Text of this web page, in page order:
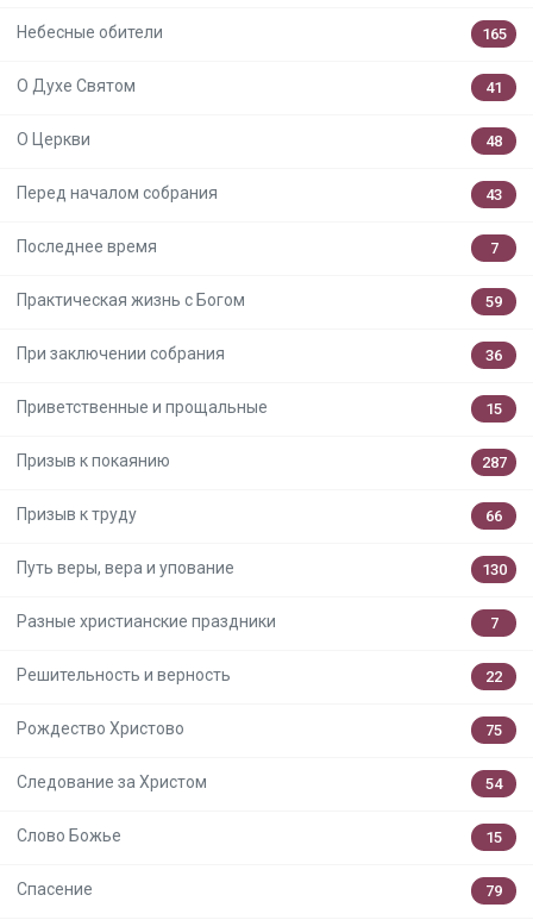
Небесные обители 165
О Духе Святом 41
О Церкви 48
Перед началом собрания 43
Последнее время 7
Практическая жизнь с Богом 59
При заключении собрания 36
Приветственные и прощальные 15
Призыв к покаянию 287
Призыв к труду 66
Путь веры, вера и упование 130
Разные христианские праздники 7
Решительность и верность 22
Рождество Христово 75
Следование за Христом 54
Слово Божье 15
Спасение 79